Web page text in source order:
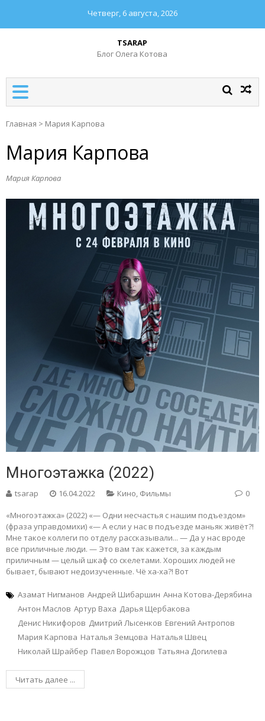
Четверг, 6 августа, 2026
TSARAP
Блог Олега Котова
Главная > Мария Карпова
Мария Карпова
Мария Карпова
Многоэтажка (2022)
tsarap 16.04.2022 Кино, Фильмы 0
«Многоэтажка» (2022) «— Одни несчастья с нашим подъездом»
(фраза управдомихи) «— А если у нас в подъезде маньяк живёт?!
Мне такое коллеги по отделу рассказывали... — Да у нас вроде
все приличные люди. — Это вам так кажется, за каждым
приличным — целый шкаф со скелетами. Хороших людей не
бывает, бывают недоизученные. Чё ха-ха?! Вот
Азамат Нигманов Андрей Шибаршин Анна Котова-Дерябина
Антон Маслов Артур Ваха Дарья Щербакова
Денис Никифоров Дмитрий Лысенков Евгений Антропов
Мария Карпова Наталья Земцова Наталья Швец
Николай Шрайбер Павел Ворожцов Татьяна Догилева
Читать далее ...